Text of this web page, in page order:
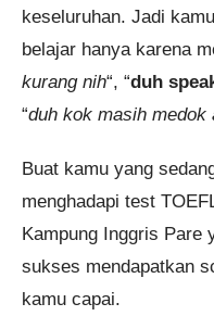
keseluruhan. Jadi
belajar hanya karena
kurang nih“, “duh
“duh kok masih medok
Buat kamu yang
menghadapi test
Kampung Inggris Pare
sukses mendapatkan
kamu capai.